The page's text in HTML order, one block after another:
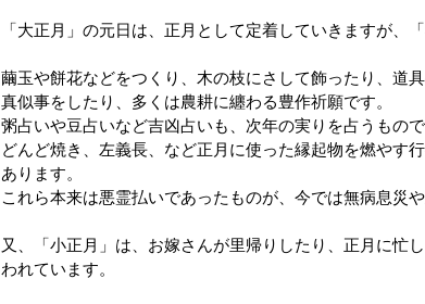
「大正月」の元日は、正月として定着していきますが、
繭玉や餅花などをつくり、木の枝にさして飾ったり、道
真似事をしたり、多くは農耕に纏わる豊作祈願です。
粥占いや豆占いなど吉凶占いも、次年の実りを占うもので
どんど焼き、左義長、など正月に使った縁起物を燃やす
あります。
これら本来は悪霊払いであったものが、今では無病息災
又、「小正月」は、お嫁さんが里帰りしたり、正月に忙
われています。